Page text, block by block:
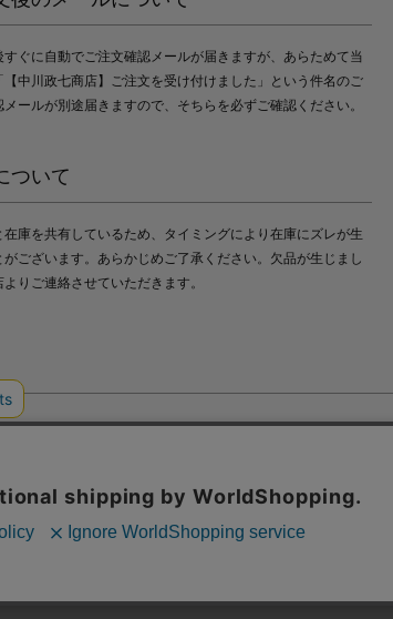
すぐに自動でご注文確認メールが届きますが、あらためて当
【中川政七商店】ご注文を受け付けました」という件名のご
メールが別途届きますので、そちらを必ずご確認ください。
ついて
在庫を共有しているため、タイミングにより在庫にズレが生
がございます。あらかじめご了承ください。欠品が生じまし
よりご連絡させていただきます。
のためにクッキー（Cookie）を使用いたします。詳